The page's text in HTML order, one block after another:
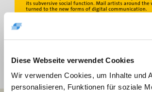
Diese Webseite verwendet Cookies
Wir verwenden Cookies, um Inhalte und
personalisieren, Funktionen für soziale